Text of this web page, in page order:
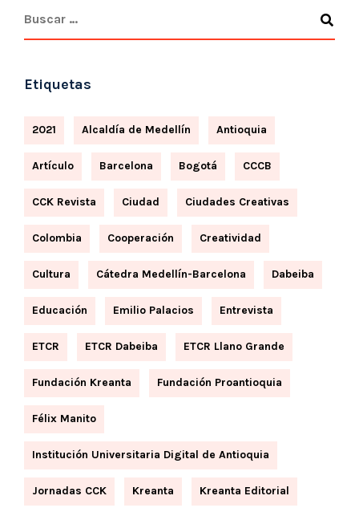
Etiquetas
2021 Alcaldía de Medellín Antioquia
Artículo Barcelona Bogotá CCCB
CCK Revista Ciudad Ciudades Creativas
Colombia Cooperación Creatividad
Cultura Cátedra Medellín-Barcelona Dabeiba
Educación Emilio Palacios Entrevista
ETCR ETCR Dabeiba ETCR Llano Grande
Fundación Kreanta Fundación Proantioquia
Félix Manito
Institución Universitaria Digital de Antioquia
Jornadas CCK Kreanta Kreanta Editorial